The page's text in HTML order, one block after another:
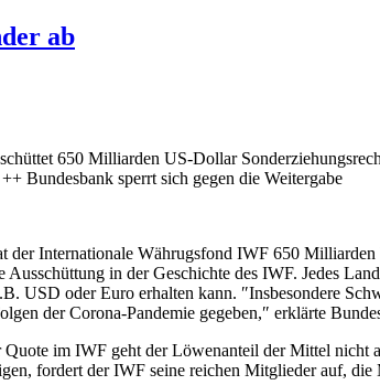
ab
650 Milliarden US-Dollar
Bundesbank sperrt sich gegen die Weitergabe
der Internationale Währugsfond IWF 650
Ausschüttung in der Geschichte des IWF. Jedes
USD oder Euro erhalten kann. ″Insbesondere
der Corona-Pandemie gegeben,″ erklärte
im IWF geht der Löwenanteil der Mittel nicht
fordert der IWF seine reichen Mitglieder auf,